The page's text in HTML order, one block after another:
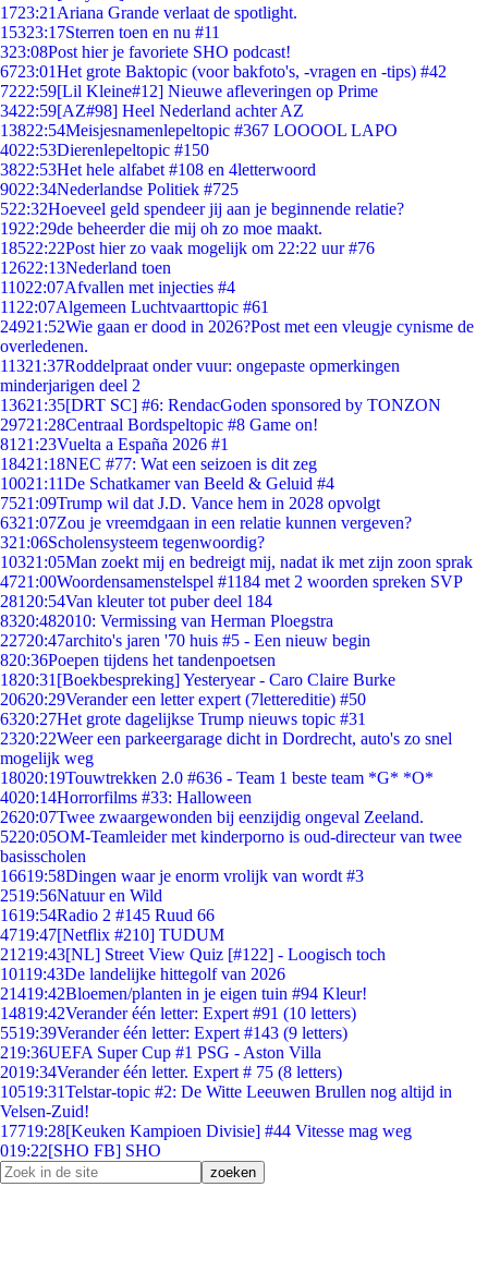
1723:21 Ariana Grande verlaat de spotlight.
15323:17Sterren toen en nu #11
323:08Post hier je favoriete SHO podcast!
6723:01Het grote Baktopic (voor bakfoto's, -vragen en -tips) #42
7222:59[Lil Kleine#12] Nieuwe afleveringen op Prime
3422:59[AZ#98] Heel Nederland achter AZ
13822:54Meisjesnamenlepeltopic #367 LOOOOL LAPO
4022:53Dierenlepeltopic #150
3822:53Het hele alfabet #108 en 4letterwoord
9022:34Nederlandse Politiek #725
522:32Hoeveel geld spendeer jij aan je beginnende relatie?
1922:29de beheerder die mij oh zo moe maakt.
18522:22Post hier zo vaak mogelijk om 22:22 uur #76
12622:13Nederland toen
11022:07Afvallen met injecties #4
11 22:07Algemeen Luchtvaarttopic #61
24921:52Wie gaan er dood in 2026?Post met een vleugje cynisme de
overledenen.
11321:37Roddelpraat onder vuur: ongepaste opmerkingen
minderjarigen deel 2
13621:35[DRT SC] #6: RendacGoden sponsored by TONZON
29721:28Centraal Bordspeltopic #8 Game on!
81 21:23Vuelta a España 2026 #1
18421:18NEC #77: Wat een seizoen is dit zeg
10021:11De Schatkamer van Beeld & Geluid #4
7521:09Trump wil dat J.D. Vance hem in 2028 opvolgt
6321:07Zou je vreemdgaan in een relatie kunnen vergeven?
321:06Scholensysteem tegenwoordig?
10321:05Man zoekt mij en bedreigt mij, nadat ik met zijn zoon sprak
4721:00Woordensamenstelspel #1184 met 2 woorden spreken SVP
281 20:54Van kleuter tot puber deel 184
8320:482010: Vermissing van Herman Ploegstra
22720:47archito's jaren '70 huis #5 - Een nieuw begin
820:36Poepen tijdens het tandenpoetsen
1820:31 [Boekbespreking] Yesteryear - Caro Claire Burke
20620:29Verander een letter expert (7lettereditie) #50
6320:27Het grote dagelijkse Trump nieuws topic #31
2320:22Weer een parkeergarage dicht in Dordrecht, auto's zo snel
mogelijk weg
18020:19Touwtrekken 2.0 #636 - Team 1 beste team *G* *O*
4020:14Horrorfilms #33: Halloween
2620:07Twee zwaargewonden bij eenzijdig ongeval Zeeland.
5220:05OM-Teamleider met kinderporno is oud-directeur van twee
basisscholen
16619:58Dingen waar je enorm vrolijk van wordt #3
2519:56Natuur en Wild
1619:54Radio 2 #145 Ruud 66
4719:47[Netflix #210] TUDUM
21219:43[NL] Street View Quiz [#122] - Loogisch toch
10119:43De landelijke hittegolf van 2026
21419:42Bloemen/planten in je eigen tuin #94 Kleur!
14819:42Verander één letter: Expert #91 (10 letters)
5519:39Verander één letter: Expert #143 (9 letters)
219:36UEFA Super Cup #1 PSG - Aston Villa
2019:34Verander één letter. Expert # 75 (8 letters)
10519:31Telstar-topic #2: De Witte Leeuwen Brullen nog altijd in
Velsen-Zuid!
17719:28[Keuken Kampioen Divisie] #44 Vitesse mag weg
019:22[SHO FB] SHO